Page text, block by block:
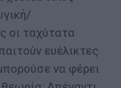
οι ταχύτατα
ευέλικτες
να φέρει